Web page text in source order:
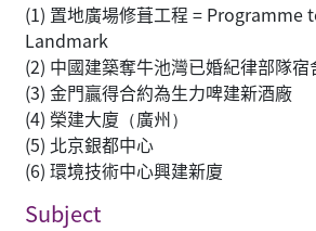
(1) 置地廣場修葺工程 = Programme
Landmark
(2) 中國建築奪牛池灣已婚紀律部隊宿
(3) 金門贏得合約為生力啤建新酒廠
(4) 榮建大廈（廣州）
(5) 北京銀都中心
(6) 環境技術中心興建新廈
Subject